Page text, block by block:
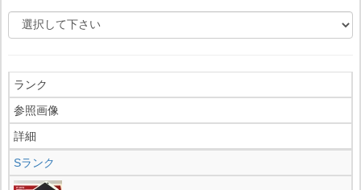
ランク
参照画像
詳細
Sランク